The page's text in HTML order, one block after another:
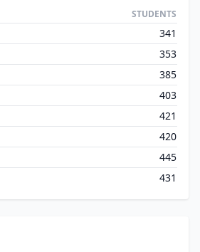
STUDENTS
341
353
385
403
421
420
445
431